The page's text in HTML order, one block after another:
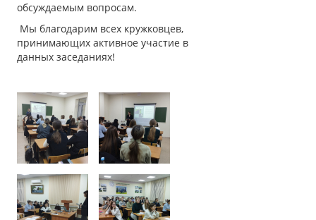
обсуждаемым вопросам.
Мы благодарим всех кружковцев,
принимающих активное участие в
данных заседаниях!